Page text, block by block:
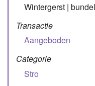
Wintergerst |
Transactie
Aangeboden
Categorie
Stro